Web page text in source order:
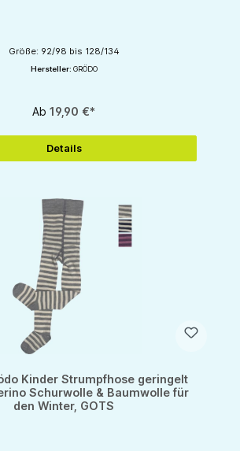
Größe: 92/98 bis 128/134
Hersteller: GRÖDO
Ab 19,90 €*
Details
Kinder Strumpfhose geringelt
Schurwolle & Baumwolle für
den Winter, GOTS